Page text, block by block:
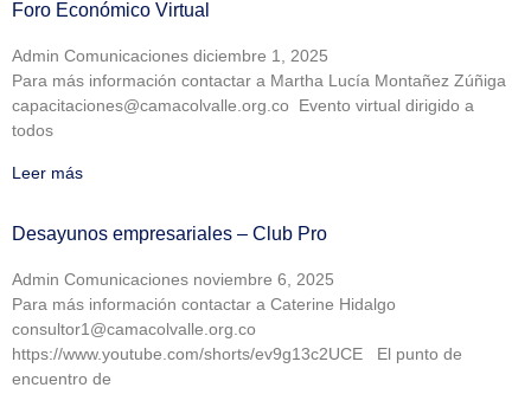
Foro Económico Virtual
Admin Comunicaciones diciembre 1, 2025
Para más información contactar a Martha Lucía Montañez Zúñiga
capacitaciones@camacolvalle.org.co Evento virtual dirigido a
todos
Leer más
Desayunos empresariales – Club Pro
Admin Comunicaciones noviembre 6, 2025
Para más información contactar a Caterine Hidalgo
consultor1@camacolvalle.org.co
https://www.youtube.com/shorts/ev9g13c2UCE El punto de
encuentro de